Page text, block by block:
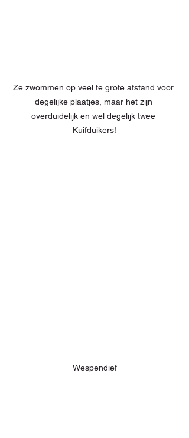
Ze zwommen op veel te grote afstand voor
degelijke plaatjes, maar het zijn
overduidelijk en wel degelijk twee
Kuifduikers!
Wespendief